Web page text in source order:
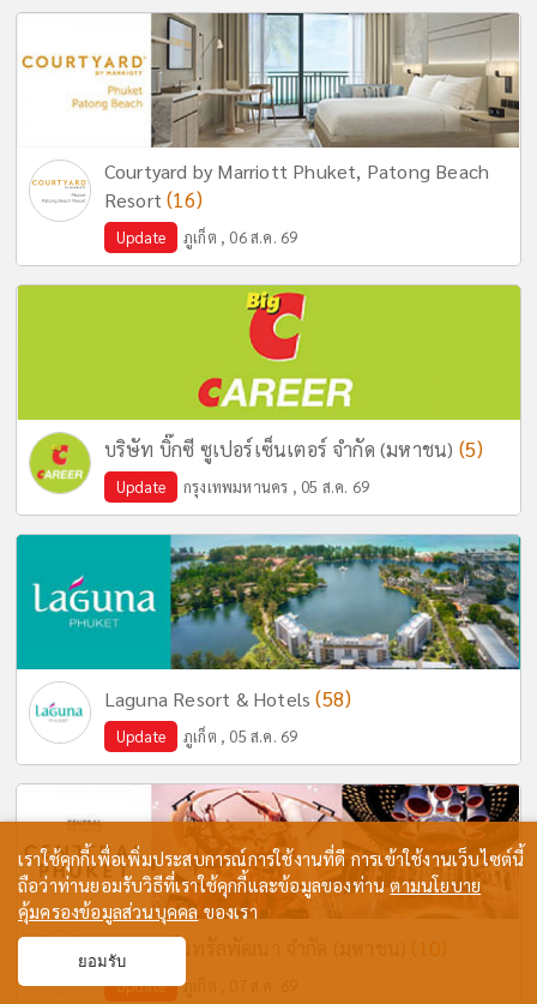
Courtyard by Marriott Phuket, Patong Beach
Resort(16)
Update ภูเก็ต , 06 ส.ค. 69
บริษัท บิ๊กซี ซูเปอร์เซ็นเตอร์ จำกัด (มหาชน) (5)
Update กรุงเทพมหานคร , 05 ส.ค. 69
Laguna Resort & Hotels(58)
Update ภูเก็ต , 05 ส.ค. 69
บริษัท เซ็นทรัลพัฒนา จำกัด (มหาชน) (10)
Update ภูเก็ต , 07 ส.ค. 69
เราใช้คุกกี้เพื่อเพิ่มประสบการณ์การใช้งานที่ดี การเข้าใช้งานเว็บไซต์นี้
ถือว่าท่านยอมรับวิธีที่เราใช้คุกกี้และข้อมูลของท่านตามนโยบาย
คุ้มครองข้อมูลส่วนบุคคลของเรา
ยอมรับ